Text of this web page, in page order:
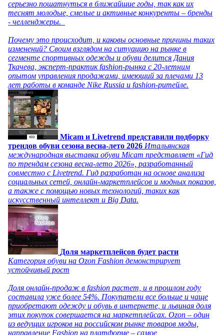
серьезно пошатнуться в ближайшие годы, так как их
теснят молодые, смелые и активные конкуренты – бренды
- челленджеры.
Почему это происходит, и каковы основные причины таких
изменений? Своим взглядом на ситуацию на рынке в
сегменте спортивных одежды и обуви делится Дания
Ткачева, эксперт-практик fashion-рынка с 20-летним
опытом управления продажами, имеющий за плечами 13
лет работы в команде Nike Russia и fashion-ритейле.
Micam и Livetrend представили подборку
трендов обуви сезона весна-лето 2026 Итальянская
международная выставка обуви Micam представляет «Гид
по трендам сезона весна-лето 2026», разработанный
совместно с Livetrend. Гид разработан на основе анализа
социальных сетей, онлайн-маркетплейсов и модных показов,
а также с помощью новых технологий, таких как
искусственный интеллект и Big Data.
Доля маркетплейсов будет расти
Категория обуви на Ozon Fashion демонстрирует
устойчивый рост
Доля онлайн-продаж в fashion растет, и в прошлом году
составила уже более 54%. Покупатели все больше и чаще
приобретают одежду и обувь в интернете, и львиная доля
этих покупок совершается на маркетплейсах. Ozon – один
из ведущих игроков на российском рынке товаров моды,
направление Fashion на платформе – самое